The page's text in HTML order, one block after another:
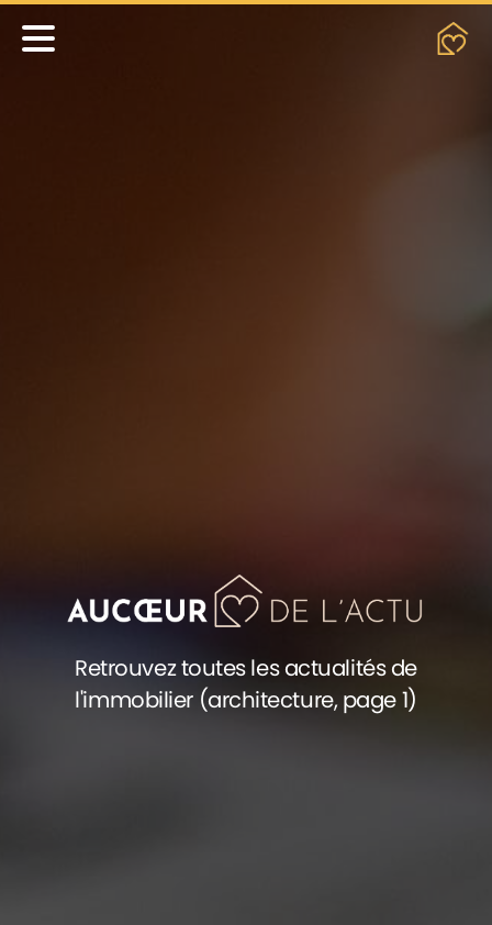
Retrouvez toutes les actualités de
l'immobilier (architecture, page 1)